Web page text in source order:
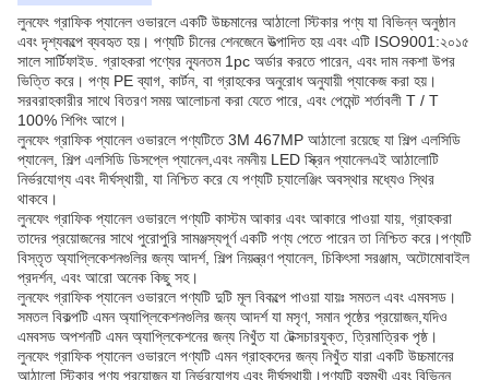
লুনফেং গ্রাফিক প্যানেল ওভারলে একটি উচ্চমানের আঠালো স্টিকার পণ্য যা বিভিন্ন অনুষ্ঠান
এবং দৃশ্যকল্পে ব্যবহৃত হয়। পণ্যটি চীনের শেনজেনে উত্পাদিত হয় এবং এটি ISO9001:২০১৫
সালে সার্টিফাইড. গ্রাহকরা পণ্যের ন্যূনতম 1pc অর্ডার করতে পারেন, এবং দাম নকশা উপর
ভিত্তি করে। পণ্য PE ব্যাগ, কার্টন, বা গ্রাহকের অনুরোধ অনুযায়ী প্যাকেজ করা হয়।
সরবরাহকারীর সাথে বিতরণ সময় আলোচনা করা যেতে পারে, এবং পেমেন্ট শর্তাবলী T / T
100% শিপিং আগে।
লুনফেং গ্রাফিক প্যানেল ওভারলে পণ্যটিতে 3M 467MP আঠালো রয়েছে যা শিল্প এলসিডি
প্যানেল, শিল্প এলসিডি ডিসপ্লে প্যানেল,এবং নমনীয় LED স্ক্রিন প্যানেলএই আঠালোটি
নির্ভরযোগ্য এবং দীর্ঘস্থায়ী, যা নিশ্চিত করে যে পণ্যটি চ্যালেঞ্জিং অবস্থার মধ্যেও স্থির
থাকবে।
লুনফেং গ্রাফিক প্যানেল ওভারলে পণ্যটি কাস্টম আকার এবং আকারে পাওয়া যায়, গ্রাহকরা
তাদের প্রয়োজনের সাথে পুরোপুরি সামঞ্জস্যপূর্ণ একটি পণ্য পেতে পারেন তা নিশ্চিত করে।পণ্যটি
বিস্তৃত অ্যাপ্লিকেশনগুলির জন্য আদর্শ, শিল্প নিয়ন্ত্রণ প্যানেল, চিকিৎসা সরঞ্জাম, অটোমোবাইল
প্রদর্শন, এবং আরো অনেক কিছু সহ।
লুনফেং গ্রাফিক প্যানেল ওভারলে পণ্যটি দুটি মূল বিকল্পে পাওয়া যায়ঃ সমতল এবং এমবসড।
সমতল বিকল্পটি এমন অ্যাপ্লিকেশনগুলির জন্য আদর্শ যা মসৃণ, সমান পৃষ্ঠের প্রয়োজন,যদিও
এমবসড অপশনটি এমন অ্যাপ্লিকেশনের জন্য নিখুঁত যা টেক্সচারযুক্ত, ত্রিমাত্রিক পৃষ্ঠ।
লুনফেং গ্রাফিক প্যানেল ওভারলে পণ্যটি এমন গ্রাহকদের জন্য নিখুঁত যারা একটি উচ্চমানের
আঠালো স্টিকার পণ্য প্রয়োজন যা নির্ভরযোগ্য এবং দীর্ঘস্থায়ী।পণ্যটি বহুমুখী এবং বিভিন্ন